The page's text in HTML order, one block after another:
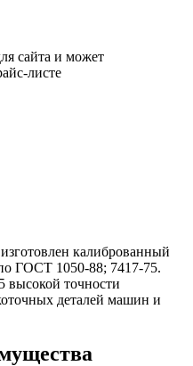
сайта и может
листе
калиброванный
ГОСТ 1050-88; 7417-75.
точности
деталей машин и